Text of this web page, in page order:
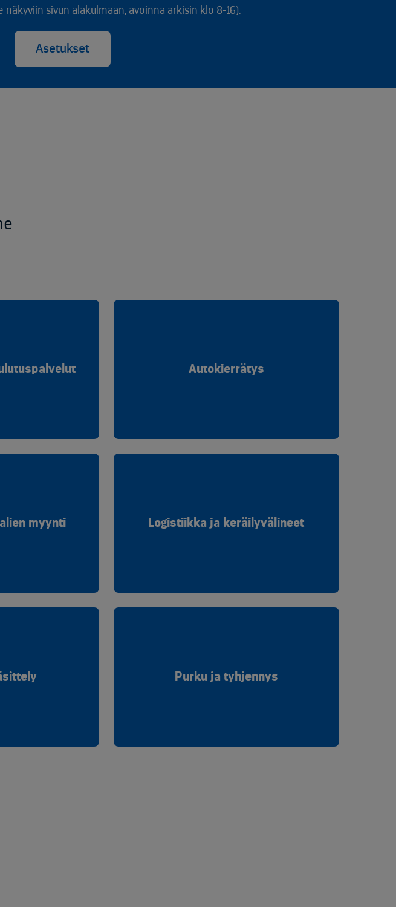
sivun alakulmaan, avoinna arkisin klo 8-16).
Asetukset
Autokierrätys
myynti Logistiikka ja keräilyvälineet
Purku ja tyhjennys